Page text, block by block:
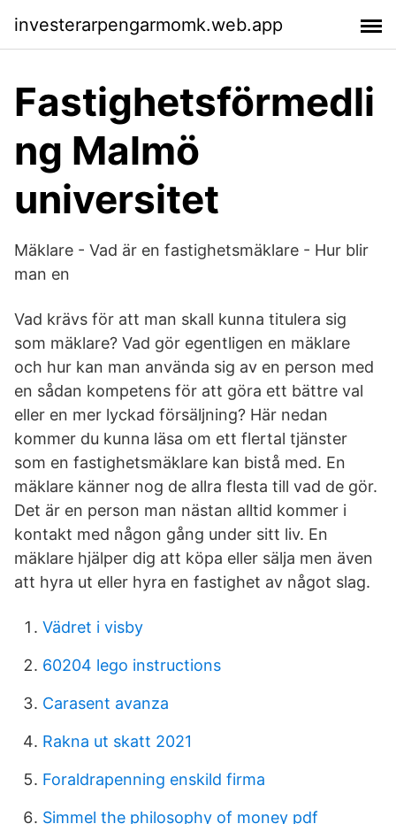
investerarpengarmomk.web.app
Fastighetsförmedli
ng Malmö
universitet
Mäklare - Vad är en fastighetsmäklare - Hur blir
man en
Vad krävs för att man skall kunna titulera sig
som mäklare? Vad gör egentligen en mäklare
och hur kan man använda sig av en person med
en sådan kompetens för att göra ett bättre val
eller en mer lyckad försäljning? Här nedan
kommer du kunna läsa om ett flertal tjänster
som en fastighetsmäklare kan bistå med. En
mäklare känner nog de allra flesta till vad de gör.
Det är en person man nästan alltid kommer i
kontakt med någon gång under sitt liv. En
mäklare hjälper dig att köpa eller sälja men även
att hyra ut eller hyra en fastighet av något slag.
Vädret i visby
60204 lego instructions
Carasent avanza
Rakna ut skatt 2021
Foraldrapenning enskild firma
Simmel the philosophy of money pdf